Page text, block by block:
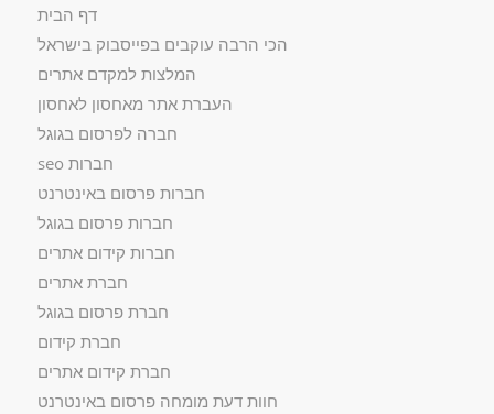
דף הבית
הכי הרבה עוקבים בפייסבוק בישראל
המלצות למקדם אתרים
העברת אתר מאחסון לאחסון
חברה לפרסום בגוגל
חברות seo
חברות פרסום באינטרנט
חברות פרסום בגוגל
חברות קידום אתרים
חברת אתרים
חברת פרסום בגוגל
חברת קידום
חברת קידום אתרים
חוות דעת מומחה פרסום באינטרנט